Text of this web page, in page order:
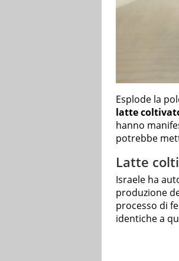
Esplode la
latte
hanno
potrebbe
Latte
Israele ha
produzione
processo di
identiche a